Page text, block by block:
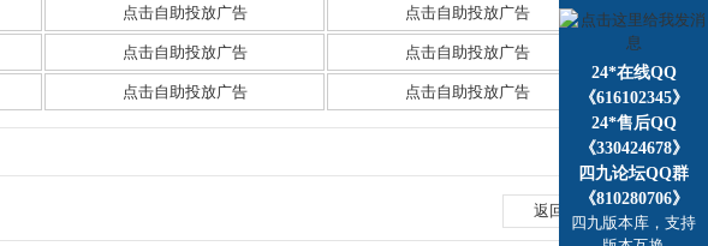
点击自助投放广告 点击自助投放广告
点击自助投放广告 点击自助投放广告
点击自助投放广告 点击自助投放广告
返回列表
24*在线QQ
《616102345》
24*售后QQ
《330424678》
四九论坛QQ群
《810280706》
四九版本库，支持